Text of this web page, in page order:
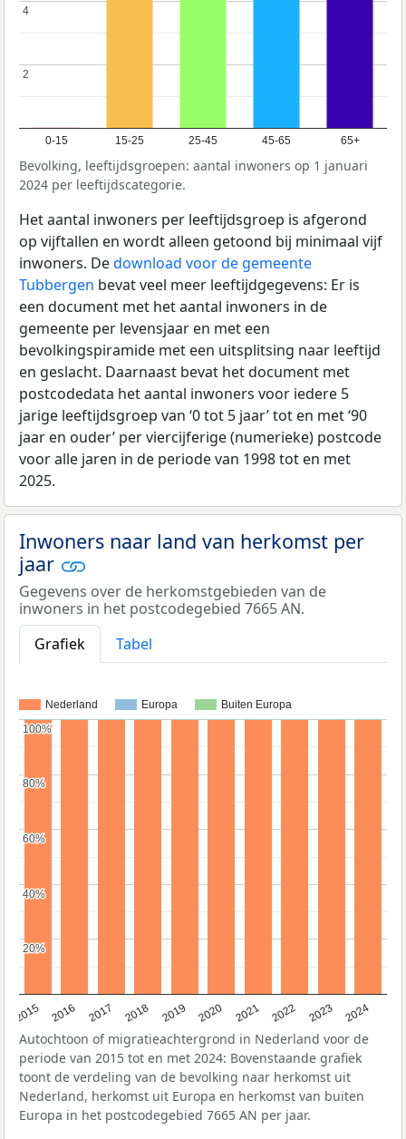
0-15 15-25 25-45 45-65 65+
2
2
4
4
Bevolking, leeftijdsgroepen: aantal inwoners op 1 januari
2024 per leeftijdscategorie.
Het aantal inwoners per leeftijdsgroep is afgerond
op vijftallen en wordt alleen getoond bij minimaal vijf
inwoners. Dedownload voor de gemeente
Tubbergen bevat veel meer leeftijdgegevens: Er is
een document met het aantal inwoners in de
gemeente per levensjaar en met een
bevolkingspiramide met een uitsplitsing naar leeftijd
en geslacht. Daarnaast bevat het document met
postcodedata het aantal inwoners voor iedere 5
jarige leeftijdsgroep van ‘0 tot 5 jaar’ tot en met ‘90
jaar en ouder’ per viercijferige (numerieke) postcode
voor alle jaren in de periode van 1998 tot en met
2025.
Inwoners naar land van herkomst per
jaar
Gegevens over de herkomstgebieden van de
inwoners in het postcodegebied 7665 AN.
Grafiek
Tabel
Nederland Europa Buiten Europa
2015 2016 2017 2018 2019 2020 2021 2022 2023 2024
20%
20%
40%
40%
60%
60%
80%
80%
100%
100%
Autochtoon of migratieachtergrond in Nederland voor de
periode van 2015 tot en met 2024: Bovenstaande grafiek
toont de verdeling van de bevolking naar herkomst uit
Nederland, herkomst uit Europa en herkomst van buiten
Europa in het postcodegebied 7665 AN per jaar.